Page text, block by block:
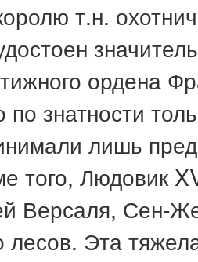
т.н.
ордена
по знатности
лишь
того, Людовик
Версаля, Сен-
лесов. Эта